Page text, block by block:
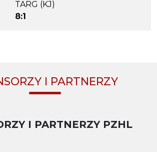
TARG (KJ)
8:1
I PARTNERZY
I PARTNERZY PZHL